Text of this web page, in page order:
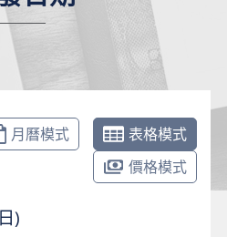
月曆模式
表格模式
價格模式
)